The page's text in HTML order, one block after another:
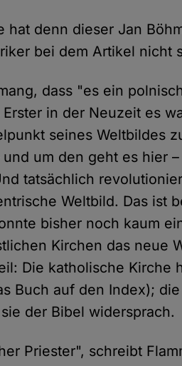
hat denn dieser Jan
bei dem Artikel nicht
dass "es ein
in der Neuzeit es
seines Weltbildes
um den geht es hier
tatsächlich
Weltbild. Das ist
bisher noch kaum
Kirchen das neue
Die katholische Kirche
Buch auf den Index);
der Bibel widersprach.
Priester", schreibt